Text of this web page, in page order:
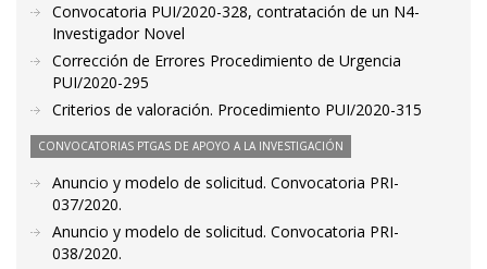
Convocatoria PUI/2020-328, contratación de un N4-
Investigador Novel
Corrección de Errores Procedimiento de Urgencia
PUI/2020-295
Criterios de valoración. Procedimiento PUI/2020-315
CONVOCATORIAS PTGAS DE APOYO A LA INVESTIGACIÓN
Anuncio y modelo de solicitud. Convocatoria PRI-
037/2020.
Anuncio y modelo de solicitud. Convocatoria PRI-
038/2020.